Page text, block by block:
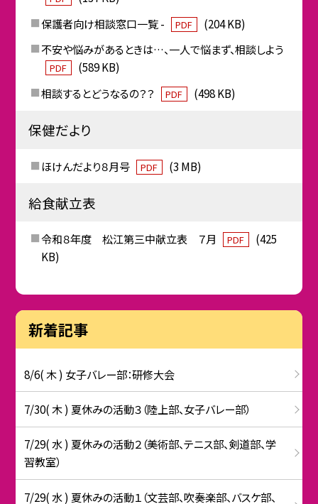
保護者向け相談窓口一覧 -
PDF
(204 KB)
不安や悩みがあるときは…、一人で悩まず、相談しよう
PDF
(589 KB)
相談するとどうなるの？？
PDF (498 KB)
保健だより
ほけんだより８月号 PDF (3 MB)
給食献立表
令和８年度 松江第三中献立表 ７月 PDF
(425
KB)
新着記事
8/6( 木 ) 女子バレー部：研修大会
7/30( 木 ) 夏休みの活動３（陸上部、女子バレー部）
7/29( 水 ) 夏休みの活動２（美術部、テニス部、剣道部、学
習教室）
7/29( 水 ) 夏休みの活動１（文芸部、吹奏楽部、バスケ部、